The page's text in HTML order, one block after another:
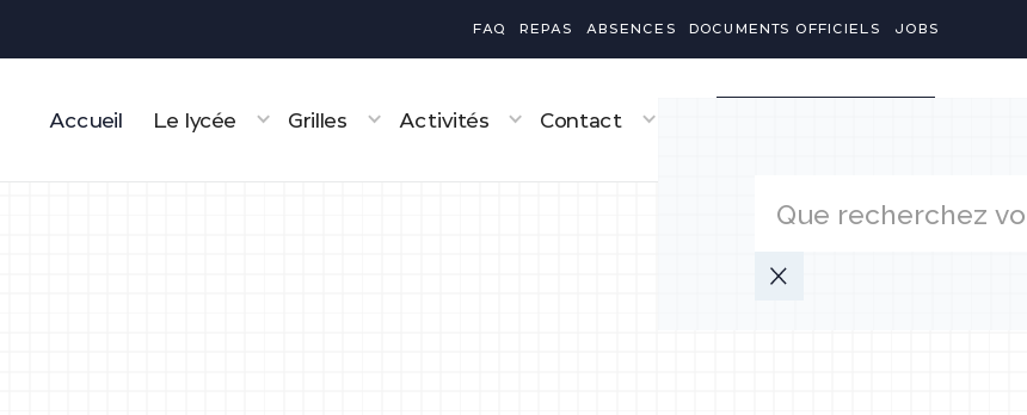
FAQ REPAS ABSENCES DOCUMENTS OFFICIELS JOBS
Accueil Le lycée Grilles Activités Contact